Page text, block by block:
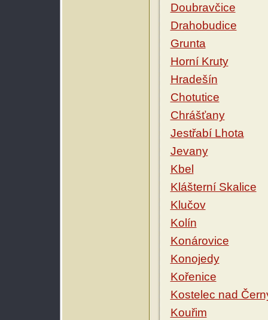
Doubravčice
Drahobudice
Grunta
Horní Kruty
Hradešín
Chotutice
Chrášťany
Jestřabí Lhota
Jevany
Kbel
Klášterní Skalice
Klučov
Kolín
Konárovice
Konojedy
Kořenice
Kostelec nad
Kouřim